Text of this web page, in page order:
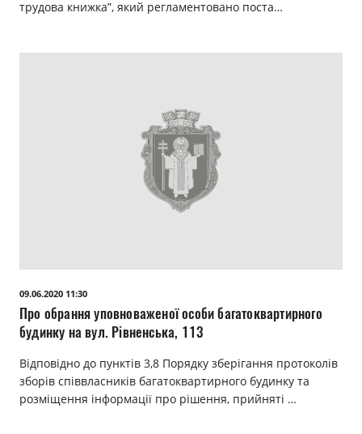
трудова книжка”, який регламентовано поста…
09.06.2020 11:30
Про обрання уповноваженої особи багатоквартирного
будинку на вул. Рівненська, 113
Відповідно до пунктів 3,8 Порядку зберігання протоколів
зборів співвласників багатоквартирного будинку та
розміщення інформації про рішення, прийняті …